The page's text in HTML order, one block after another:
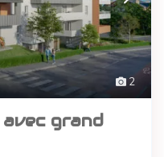
2
avec grand